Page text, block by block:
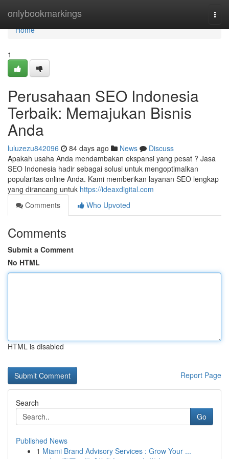
onlybookmarkings
Home
Home
1
Perusahaan SEO Indonesia
Terbaik: Memajukan Bisnis
Anda
luluzezu842096 84 days ago News
Discuss
Apakah usaha Anda mendambakan ekspansi yang pesat ? Jasa
SEO Indonesia hadir sebagai solusi untuk mengoptimalkan
popularitas online Anda. Kami memberikan layanan SEO lengkap
yang dirancang untuk https://ideaxdigital.com
Comments
Who Upvoted
Comments
Submit a Comment
No HTML
HTML is disabled
Report Page
Search
Go
Published News
1 Miami Brand Advisory Services : Grow Your ...